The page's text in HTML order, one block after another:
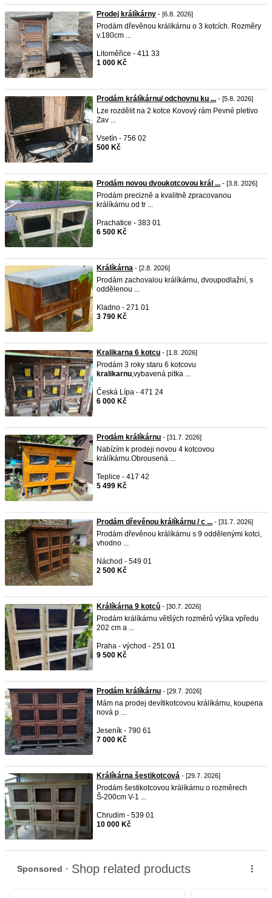
Prodej králíkárny - [6.8. 2026]
Prodám dřevěnou králíkárnu o 3 kotcích. Rozměry
v.180cm ...
Litoměřice - 411 33
1 000 Kč
Prodám králíkárnu/ odchovnu ku ... - [5.8. 2026]
Lze rozdělit na 2 kotce Kovový rám Pevné pletivo
Zav ...
Vsetín - 756 02
500 Kč
Prodám novou dvoukotcovou král ... - [3.8. 2026]
Prodám precizně a kvalitně zpracovanou
králíkárnu od tr ...
Prachatice - 383 01
6 500 Kč
Králíkárna - [2.8. 2026]
Prodám zachovalou králíkárnu, dvoupodlažní, s
oddělenou ...
Kladno - 271 01
3 790 Kč
Kralikarna 6 kotcu - [1.8. 2026]
Prodám 3 roky staru 6 kotcovu
kralikarnu,vybavená pitka ...
Česká Lípa - 471 24
6 000 Kč
Prodám králíkárnu - [31.7. 2026]
Nabízím k prodeji novou 4 kotcovou
králíkárnu.Obrousená ...
Teplice - 417 42
5 499 Kč
Prodám dřevěnou králíkárnu / c ... - [31.7. 2026]
Prodám dřevěnou králíkárnu s 9 oddělenými kotci,
vhodno ...
Náchod - 549 01
2 500 Kč
Králíkárna 9 kotců - [30.7. 2026]
Prodám králíkárnu většých rozměrů výška vpředu
202 cm a ...
Praha - východ - 251 01
9 500 Kč
Prodám králíkárnu - [29.7. 2026]
Mám na prodej devítikotcovou králíkárnu, koupena
nová p ...
Jeseník - 790 61
7 000 Kč
Králíkárna šestikotcová - [29.7. 2026]
Prodám šestikotcovou králíkárnu o rozměrech
Š-200cm V-1 ...
Chrudim - 539 01
10 000 Kč